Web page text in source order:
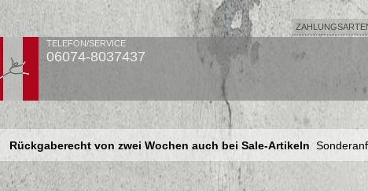
TELEFON/SERVICE
06074-8037437
Rückgaberecht von zwei Wochen auch bei Sale-Artikeln
Rückgaberecht von zwei Wochen auch bei Sale-Artikeln
Rückgaberecht von zwei Wochen auch bei Sale-Artikeln